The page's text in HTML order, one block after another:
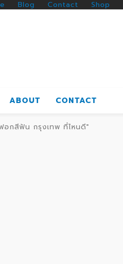
Blog Contact Shop
ABOUT CONTACT
กสีฟัน กรุงเทพ ที่ไหนดี"